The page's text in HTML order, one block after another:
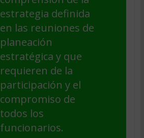
estrategia definida
en las reuniones de
planeación
estratégica y que
requieren de la
participación y el
compromiso de
todos los
funcionarios.